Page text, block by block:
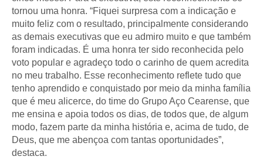
tornou uma honra. “Fiquei surpresa com a indicação e
muito feliz com o resultado, principalmente considerando
as demais executivas que eu admiro muito e que também
foram indicadas. É uma honra ter sido reconhecida pelo
voto popular e agradeço todo o carinho de quem acredita
no meu trabalho. Esse reconhecimento reflete tudo que
tenho aprendido e conquistado por meio da minha família
que é meu alicerce, do time do Grupo Aço Cearense, que
me ensina e apoia todos os dias, de todos que, de algum
modo, fazem parte da minha história e, acima de tudo, de
Deus, que me abençoa com tantas oportunidades”,
destaca.